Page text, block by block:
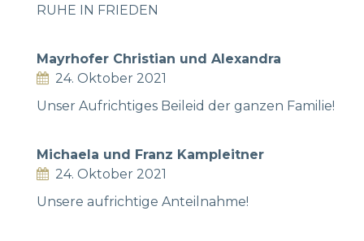
RUHE IN FRIEDEN
Mayrhofer Christian und Alexandra
24. Oktober 2021
Unser Aufrichtiges Beileid der ganzen Familie!
Michaela und Franz Kampleitner
24. Oktober 2021
Unsere aufrichtige Anteilnahme!